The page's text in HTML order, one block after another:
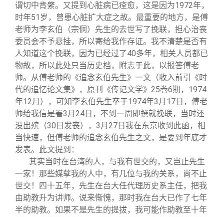
谓切中肯綮。又提到心脏病已痊愈，这是因为1972年，
时年51岁，曾患心脏扩大症之故。最重要的地方，是傅
老师为李玄伯（宗侗）先生的去世写了挽联，担心治丧
委员会不予悬挂，所以寄给我作存证。我不清楚是否有
人知道这个挽联，因为已经过了40多年，相关人员都已
物故，所以此处只当历史档，附志于此，以报答傅老
师。从傅老师的《追念玄伯先生》一文（收入前引《时
代的追忆论文集》，原刊《传记文学》25巻6期，1974
年12月），可知李玄伯先生卒于1974年3月17日，傅老
师给我信是署3月24日，不到一周即撰就挽联，当时还
没出殡（30日发丧），3月27日我在东京收到此函，相
当快速，但傅老师的追念玄伯先生之文，是要到年底才
发表。此文提到：
其实当时在台湾的人，与我有世交的，又岂止先生
一家！那些媒孽我的人中，有几位与我的关系，尚不止
世交！四十五年，先生在台大任代理历史系主任，把我
由助教升为讲师。说来惭愧，那时我在台大已作了七年
半的助教。如果不是先生的提拔，我可能作助教至十年